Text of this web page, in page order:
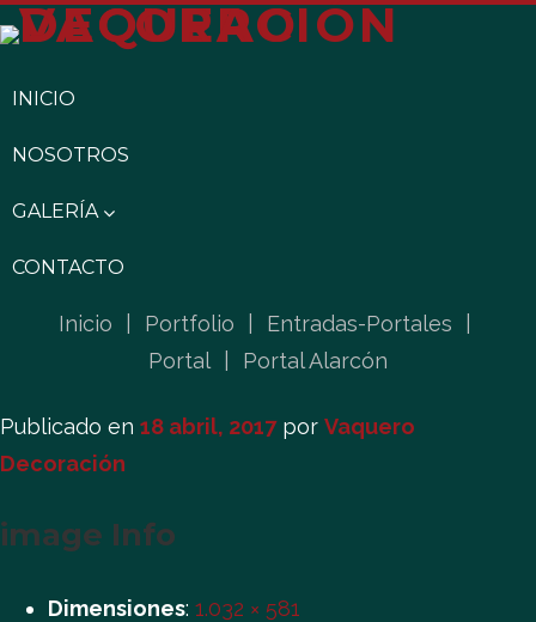
INICIO
NOSOTROS
GALERÍA
CONTACTO
Inicio Portfolio Entradas-Portales
Portal
Portal Alarcón
Publicado en 18 abril, 2017por Vaquero
Decoración
image Info
Dimensiones: 1.032 × 581